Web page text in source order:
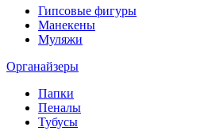
Гипсовые фигуры
Манекены
Муляжи
Органайзеры
Папки
Пеналы
Тубусы